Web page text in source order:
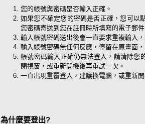
您的帳號與密碼是否輸入正確。
如果您不確定您的密碼是否正確，您可以
您密碼寄送到您在註冊時所填寫的電子郵
輸入帳號密碼送出後會一直要求重複輸入
輸入帳號密碼無任何反應，停留在原畫面
帳號密碼輸入正確仍無法登入，請清除您
閉視窗，或重新開機後再重試一次。
一直出現重覆登入，建議換電腦，或重新
為什麼要登出?